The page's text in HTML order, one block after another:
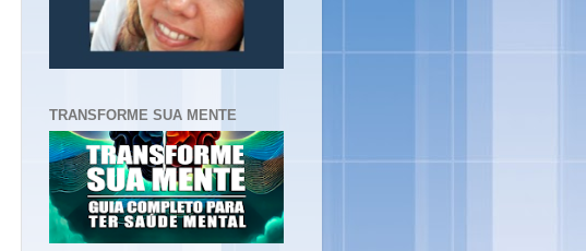
TRANSFORME SUA MENTE